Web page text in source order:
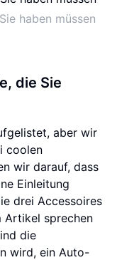
haben müssen
die Sie
aber wir
coolen
wir darauf, dass
Einleitung
drei Accessoires
Artikel sprechen
die
wird, ein Auto-